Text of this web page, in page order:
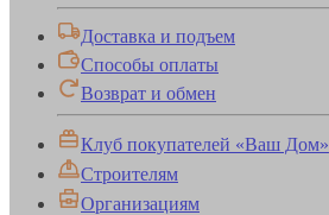
Доставка и подъем
Способы оплаты
Возврат и обмен
Клуб покупателей «Ваш Дом»
Строителям
Организациям